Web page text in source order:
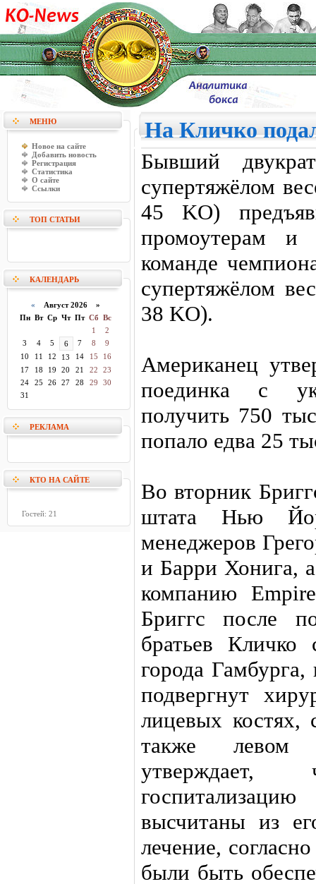
МЕНЮ
Новое на сайте
Добавить новость
Регистрация
Статистика
О сайте
Ссылки
ТОП СТАТЬИ
КАЛЕНДАРЬ
« Август 2026 »
Пн Вт Ср Чт Пт Сб Вс
1
2
3
4 5 6 7 8
9
10
11 12 13 14 15
16
17
18 19 20 21 22
23
24
25 26 27 28 29
30
31
РЕКЛАМА
КТО НА САЙТЕ
Гостей: 21
На Кличко
Бывший
супертяжёлом
45 KO)
промоутерам
команде
супертяжёлом
38 KO).
Американец
поединка с
получить 750
попало едва 25
Во вторник
штата Нью
менеджеров
и Барри Хонига,
компанию
Бриггс после
братьев Кличко
города
подвергнут
лицевых костях,
также левом
высчитаны из
лечение,
были быть